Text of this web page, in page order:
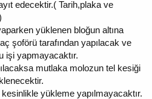
edecektir.( Tarih,plaka ve
yüklenen bloğun altına
şoförü tarafından yapılacak ve
işi yapmayacaktır.
mutlaka molozun tel kesiği
yükleme yapılmayacaktır.